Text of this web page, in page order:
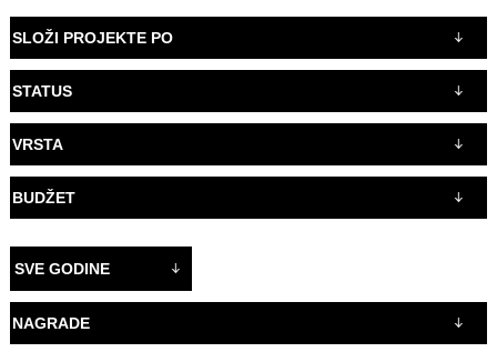
SLOŽI PROJEKTE PO
STATUS
VRSTA
BUDŽET
SVE GODINE
NAGRADE